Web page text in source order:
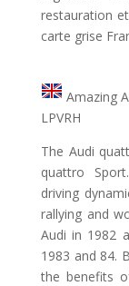
restauration
carte grise
Amazing
LPVRH
The Audi
quattro
driving
rallying and
Audi in 1982
1983 and 84.
the benefits